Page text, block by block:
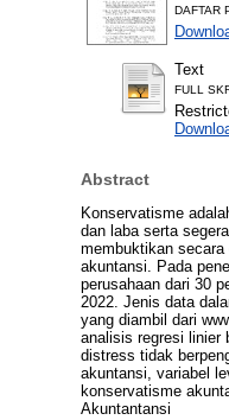
DAFTAR
Text
FULL
Abstract
Konservatisme
dan laba serta
membuktikan
akuntansi. Pada
perusahaan dari 30
2022. Jenis data
yang diambil dari
analisis regresi linier
distress tidak
akuntansi, variabel
konservatisme
Akuntantansi